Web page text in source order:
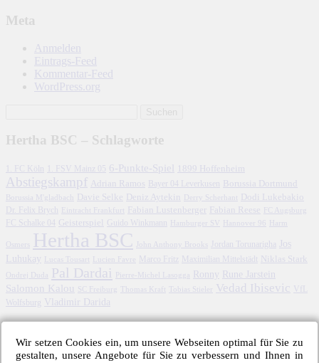
Meta
Anmelden
Eintrags-Feed
Kommentar-Feed
WordPress.org
Hertha BSC – Schlagworte
1. FC Köln 1. FSV Mainz 05 6-Punkte-Spiel 1899 Hoffenheim
Abstiegskampf Adrian Ramos Bayer 04 Leverkusen Borussia Dortmund
Borussia M'gladbach Davie Selke Deniz Aytekin Derry Scherhant
Dodi Lukebakio
Dr. Felix Brych
Fabian Lustenberger Fabian Reese
FC Schalke 04 Geisterspiel Guido Winkmann Hamburger SV
Hertha BSC Jordan Torunarigha
Jos
Luhukay
Marco Fritz Maximilian Mittelstädt Niklas Stark
Pal Dardai Pierre-Michel Lasogga Ronny Rune Jarstein
Salomon Kalou SC Freiburg Thomas Kraft Tobias Stieler Vedad Ibisevic
VfL
Wolfsburg Vladimir Darida
März 2026
Wir setzen Cookies ein, um unsere Webseiten optimal für Sie zu
gestalten, unsere Angebote für Sie zu verbessern und Ihnen in